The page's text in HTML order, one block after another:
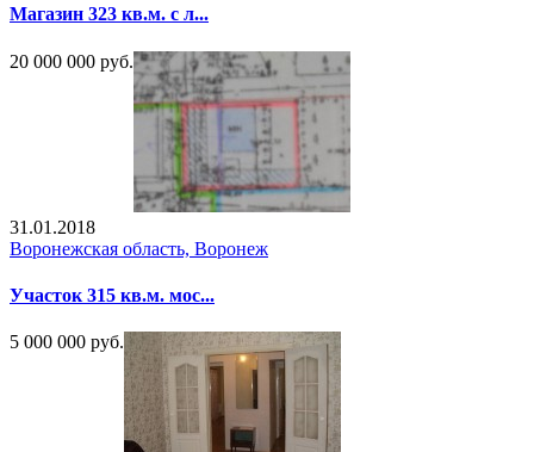
Магазин 323 кв.м. с л...
20 000 000 руб.
31.01.2018
Воронежская область, Воронеж
Участок 315 кв.м. мос...
5 000 000 руб.